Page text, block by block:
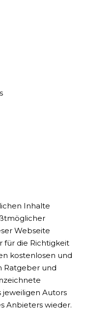
Inhalte
Webseite
für die Richtigkeit
kostenlosen und
Ratgeber und
Autors
Anbieters wieder.